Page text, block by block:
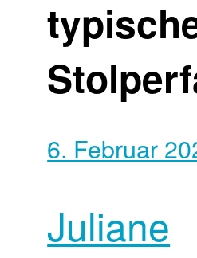
6. Februar
Juliane